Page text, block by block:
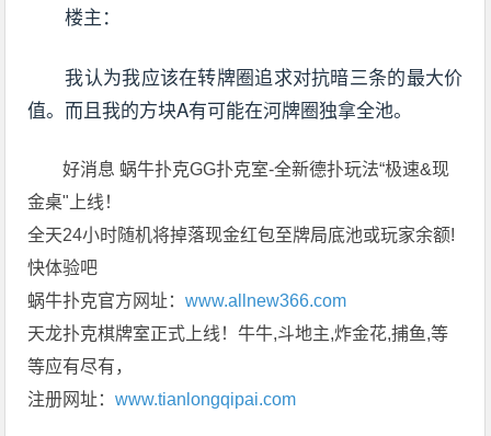
楼主：
我认为我应该在转牌圈追求对抗暗三条的最大价
值。而且我的方块A有可能在河牌圈独拿全池。
好消息 蜗牛扑克GG扑克室-全新德扑玩法“极速&现
金桌"上线！
全天24小时随机将掉落现金红包至牌局底池或玩家余额!
快体验吧
蜗牛扑克官方网址：www.allnew366.com
天龙扑克棋牌室正式上线！牛牛,斗地主,炸金花,捕鱼,等
等应有尽有，
注册网址：www.tianlongqipai.com